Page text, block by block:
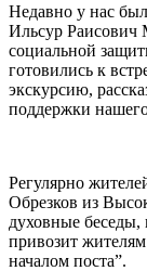
Недавно у нас
Ильсур Раисович
социальной
готовились к
экскурсию,
поддержки
Регулярно
Обрезков из
духовные беседы,
привозит
началом поста”.